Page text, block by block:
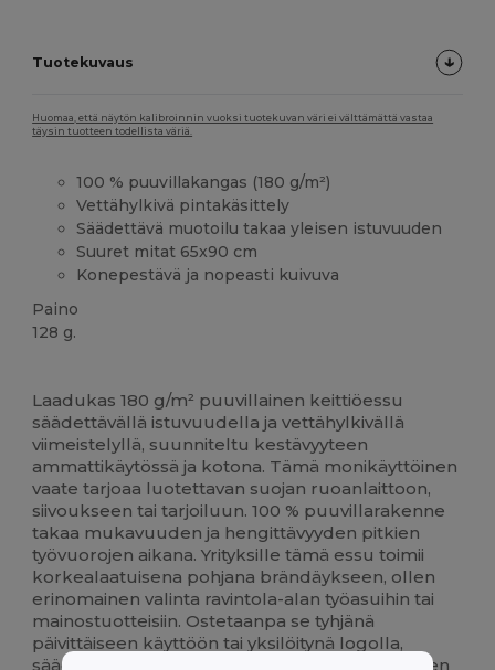
Tuotekuvaus
Huomaa, että näytön kalibroinnin vuoksi tuotekuvan väri ei välttämättä vastaa
täysin tuotteen todellista väriä.
100 % puuvillakangas (180 g/m²)
Vettähylkivä pintakäsittely
Säädettävä muotoilu takaa yleisen istuvuuden
Suuret mitat 65x90 cm
Konepestävä ja nopeasti kuivuva
Paino
128 g.
Laadukas 180 g/m² puuvillainen keittiöessu
säädettävällä istuvuudella ja vettähylkivällä
viimeistelyllä, suunniteltu kestävyyteen
ammattikäytössä ja kotona. Tämä monikäyttöinen
vaate tarjoaa luotettavan suojan ruoanlaittoon,
siivoukseen tai tarjoiluun. 100 % puuvillarakenne
takaa mukavuuden ja hengittävyyden pitkien
työvuorojen aikana. Yrityksille tämä essu toimii
korkealaatuisena pohjana brändäykseen, ollen
erinomainen valinta ravintola-alan työasuihin tai
mainostuotteisiin. Ostetaanpa se tyhjänä
päivittäiseen käyttöön tai yksilöitynä logolla,
säädettävä muotoilu takaa mukavan istuvuuden